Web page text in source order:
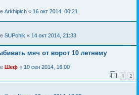
Arkhipich « 16 окт 2014, 00:21
SUPchik « 14 окт 2014, 21:33
мяч от ворот 10 летнему
Шеф « 10 сен 2014, 16:00
1 2